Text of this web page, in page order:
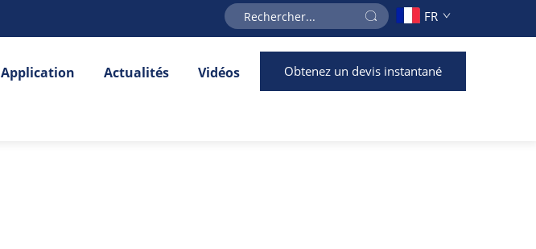
FR
Application Actualités Vidéos Obtenez un devis instantané